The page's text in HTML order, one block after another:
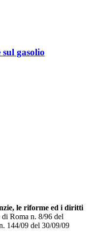
sul gasolio
le riforme ed i diritti
Roma n. 8/96 del
144/09 del 30/09/09